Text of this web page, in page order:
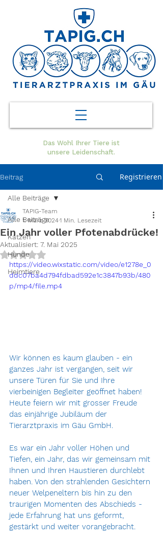
Das Wohl Ihrer Tiere ist
unsere Leidenschaft.
Beitrag Registrieren
Alle Beiträge
Katzen
Hunde
Heimtiere
Alle Beiträge
Ein Jahr voller Pfotenabdrücke!
TAPIG-Team
1. März 20241 Min. Lesezeit
Aktualisiert: 7. Mai 2025
Mit NaN von 5 Sternen bewertet.
https://video.wixstatic.com/video/e1278e_0
ddc07ba4d794fdbad592e1c3847b93b/480
p/mp4/file.mp4
Wir können es kaum glauben - ein
ganzes Jahr ist vergangen, seit wir
unsere Türen für Sie und Ihre
vierbeinigen Begleiter geöffnet haben!
Heute feiern wir mit grosser Freude
das einjährige Jubiläum der
Tierarztpraxis im Gäu GmbH.
Es war ein Jahr voller Höhen und
Tiefen, ein Jahr, das wir gemeinsam mit
Ihnen und Ihren Haustieren durchlebt
haben. Von den strahlenden Gesichtern
neuer Welpeneltern bis hin zu den
traurigen Momenten des Abschieds -
jede Erfahrung hat uns geformt,
gestärkt und weiter vorangebracht.